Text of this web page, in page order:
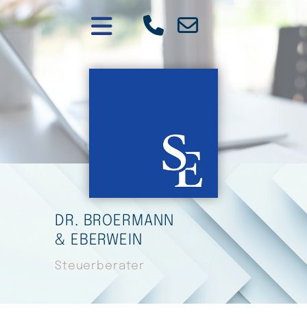
DR. BROERMANN
& EBERWEIN
Steuerberater